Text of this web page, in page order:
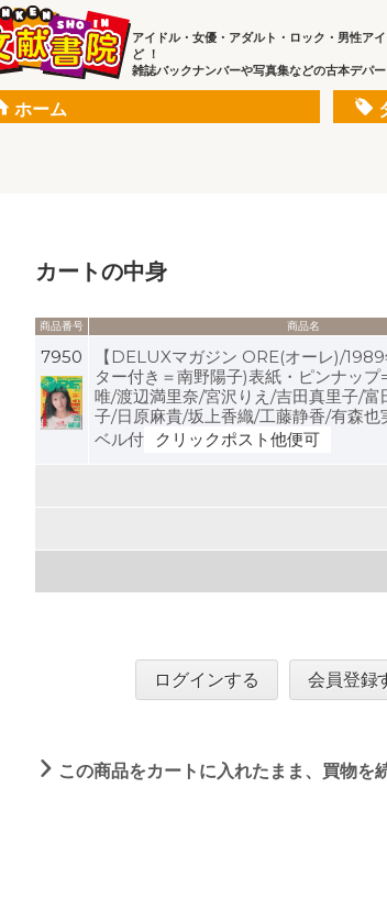
アイドル・女優・アダルト・ロック・男性ア
ど ！
雑誌バックナンバーや写真集などの古本デパー
ホーム
カートの中身
商品番号 商品名
7950
【DELUXマガジン ORE(オーレ)/
ター付き＝南野陽子)表紙・ピンナップ
唯/渡辺満里奈/宮沢りえ/吉田真里子/富
子/日原麻貴/坂上香織/工藤静香/有森也
ベル付
クリックポスト他便可
ログインする 会員登録
この商品をカートに入れたまま、買物を